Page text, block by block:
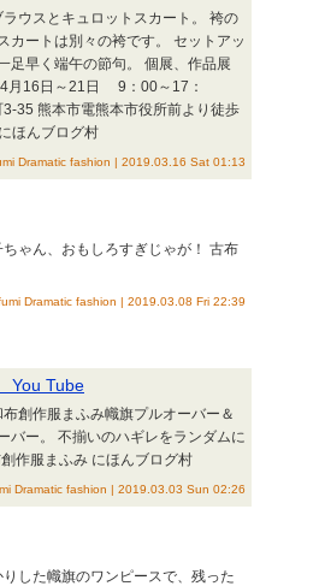
ウスとキュロットスカート。 袴の
カートは別々の袴です。 セットアッ
足早く端午の節句。 個展、作品展
月16日～21日 9：00～17：
35 熊本市電熊本市役所前より徒歩
ほんブログ村
Dramatic fashion | 2019.03.16 Sat 01:13
ゃん、おもしろすぎじゃが！ 古布
Dramatic fashion | 2019.03.08 Fri 22:39
You Tube
創作服まふみ幟旗プルオーバー＆
バー。 不揃いのハギレをランダムに
作服まふみ にほんブログ村
Dramatic fashion | 2019.03.03 Sun 02:26
した幟旗のワンピースで、残った